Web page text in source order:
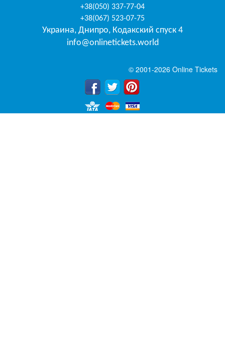
+38(050) 337-77-04
+38(067) 523-07-75
Украина, Днипро, Кодакский спуск 4
info@onlinetickets.world
© 2001-2026 Online Tickets